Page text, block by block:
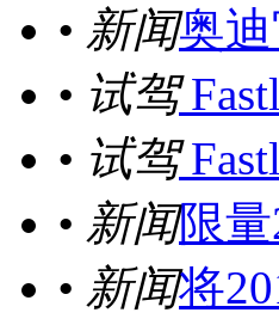
• 新闻奥
• 试驾
• 试驾
• 新闻限
• 新闻将